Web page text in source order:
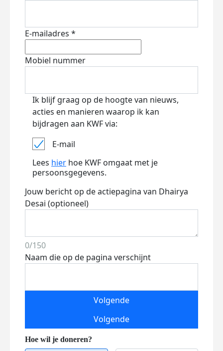
E-mailadres *
Mobiel nummer
Ik blijf graag op de hoogte van nieuws,
acties en manieren waarop ik kan
bijdragen aan KWF via:
E-mail
Lees hier hoe KWF omgaat met je
persoonsgegevens.
Jouw bericht op de actiepagina van Dhairya
Desai (optioneel)
0/150
Naam die op de pagina verschijnt
Volgende
Volgende